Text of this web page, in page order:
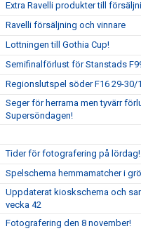
Extra Ravelli produkter till
Ravelli försäljning och vinnare
Lottningen till Gothia Cup!
Semifinalförlust för Stanstads
Regionslutspel söder F16 29-30/
Seger för herrarna men tyvärr
Supersöndagen!
Tider för fotografering på lördag!
Spelschema hemmamatcher i
Uppdaterat kioskschema och
vecka 42
Fotografering den 8 november!